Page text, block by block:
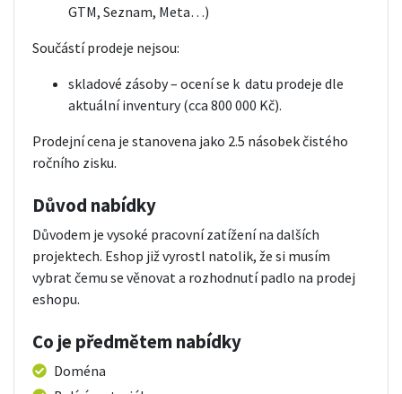
GTM, Seznam, Meta…)
Součástí prodeje nejsou:
skladové zásoby – ocení se k datu prodeje dle
aktuální inventury (cca 800 000 Kč).
Prodejní cena je stanovena jako 2.5 násobek čistého
ročního zisku.
Důvod nabídky
Důvodem je vysoké pracovní zatížení na dalších
projektech. Eshop již vyrostl natolik, že si musím
vybrat čemu se věnovat a rozhodnutí padlo na prodej
eshopu.
Co je předmětem nabídky
Doména